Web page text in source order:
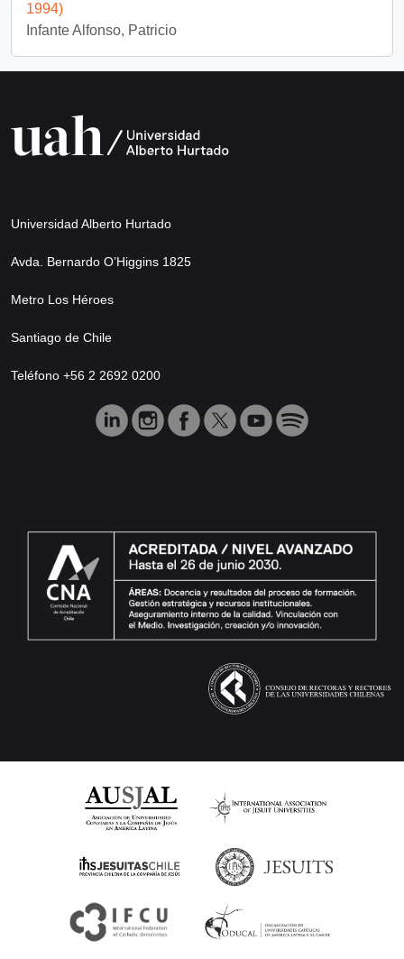
1994)
Infante Alfonso, Patricio
Universidad Alberto Hurtado
Avda. Bernardo O’Higgins 1825
Metro Los Héroes
Santiago de Chile
Teléfono +56 2 2692 0200